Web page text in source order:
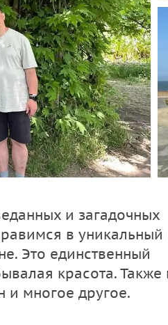
и загадочных
в уникальный
Это единственный
красота.
и многое другое.